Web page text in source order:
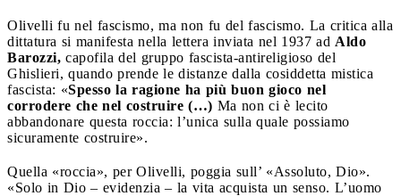
Olivelli fu nel fascismo, ma non fu del fascismo. La critica alla
dittatura si manifesta nella lettera inviata nel 1937 ad Aldo
Barozzi, capofila del gruppo fascista-antireligioso del
Ghislieri, quando prende le distanze dalla cosiddetta mistica
fascista: «Spesso la ragione ha più buon gioco nel
corrodere che nel costruire (…) Ma non ci è lecito
abbandonare questa roccia: l’unica sulla quale possiamo
sicuramente costruire».
Quella «roccia», per Olivelli, poggia sull’ «Assoluto, Dio».
«Solo in Dio – evidenzia – la vita acquista un senso. L’uomo